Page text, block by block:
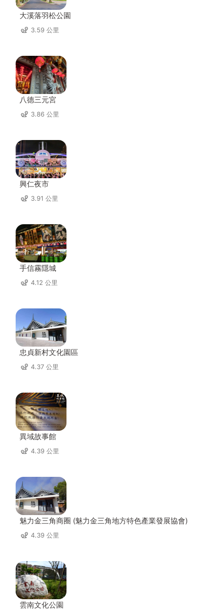
大溪落羽松公園
3.59 公里
八德三元宮
3.86 公里
興仁夜市
3.91 公里
手信霧隱城
4.12 公里
忠貞新村文化園區
4.37 公里
異域故事館
4.39 公里
魅力金三角商圈 (魅力金三角地方特色產業發展協會)
4.39 公里
雲南文化公園